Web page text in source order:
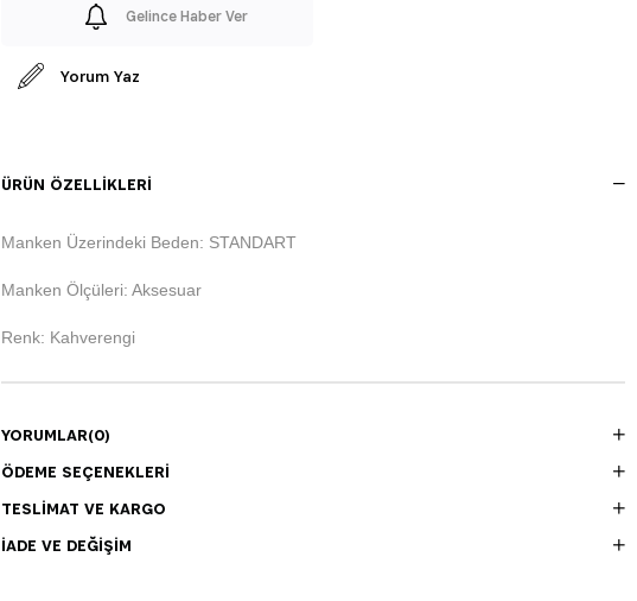
Gelince Haber Ver
Yorum Yaz
ÜRÜN ÖZELLIKLERI
Manken Üzerindeki Beden: STANDART
Manken Ölçüleri: Aksesuar
Renk: Kahverengi
YORUMLAR(0)
ÖDEME SEÇENEKLERI
TESLIMAT VE KARGO
İADE VE DEĞIŞIM